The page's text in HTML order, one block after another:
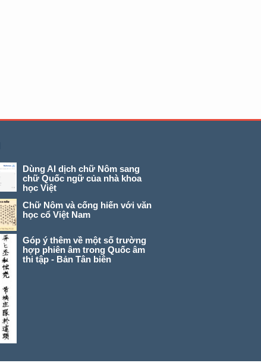
Dùng AI dịch chữ Nôm sang
chữ Quốc ngữ của nhà khoa
học Việt
Chữ Nôm và cống hiến với văn
học cổ Việt Nam
Góp ý thêm về một số trường
hợp phiên âm trong Quốc âm
thi tập - Bản Tân biên